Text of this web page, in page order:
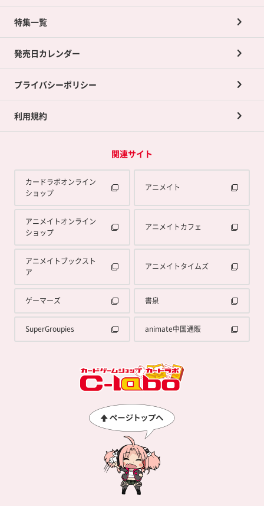
ネット買取について
買取承諾書について
ポイントカードTOP
ポイント交換景品
特集一覧
発売日カレンダー
プライバシーポリシー
利用規約
関連サイト
カードラボオンライン
ショップ
アニメイト
アニメイトオンライン
ショップ
アニメイトカフェ
アニメイトブックスト
ア
アニメイトタイムズ
ゲーマーズ 書泉
SuperGroupies animate中国通販